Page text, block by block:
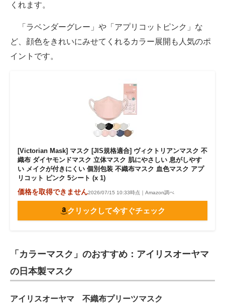
くれます。
「ラベンダーグレー」や「アプリコットピンク」な
ど、顔色をきれいにみせてくれるカラー展開も人気のポ
イントです。
[Victorian Mask] マスク [JIS規格適合] ヴィクトリアンマスク 不
織布 ダイヤモンドマスク 立体マスク 肌にやさしい 息がしやす
い メイクが付きにくい 個別包装 不織布マスク 血色マスク アプ
リコット ピンク 5シート (x 1)
価格を取得できません2026/07/15 10:33時点｜Amazon調べ
クリックして今すぐチェック
「カラーマスク」のおすすめ：アイリスオーヤマ
の日本製マスク
アイリスオーヤマ 不織布プリーツマスク